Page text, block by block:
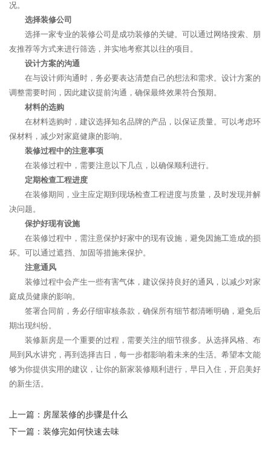
况。
选择装修公司
选择一家专业的装修公司是成功装修的关键。可以通过网络搜索、朋
友推荐等方式来进行筛选，并实地考察其以往的项目。
设计方案的沟通
在与设计师沟通时，务必要表达清楚自己的想法和需求。设计方案的
调整需要时间，因此建议提前沟通，确保最终效果符合预期。
材料的选购
在材料选购时，建议选择知名品牌的产品，以保证质量。可以考虑环
保材料，减少对家庭健康的影响。
装修过程中的注意事项
在装修过程中，需要注意以下几点，以确保顺利进行。
定期检查工程进度
在装修期间，业主应定期到现场检查工程进度与质量，及时发现并解
决问题。
保护好现有设施
在装修过程中，需注意保护好家中的现有设施，避免因施工造成的损
坏。可以通过遮挡、加固等措施来保护。
注意通风
装修过程中会产生一些有害气体，建议保持良好的通风，以减少对家
庭成员健康的影响。
签署合同前，务必仔细审核条款，确保所有细节都清晰明确，避免后
期出现纠纷。
装修新房是一个重要的过程，需要关注的细节很多。从选择风格、布
局到风水讲究，再到选择吉日，每一步都影响着未来的生活。希望本文能
够为你提供实用的建议，让你的新家装修顺利进行，早日入住，开启美好
的新生活。
上一篇： 房屋装修的步骤是什么
下一篇： 装修完如何快速去味